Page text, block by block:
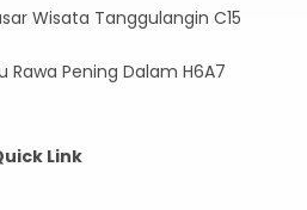
Wisata Tanggulangin C15
Rawa Pening Dalam H6A7
Link